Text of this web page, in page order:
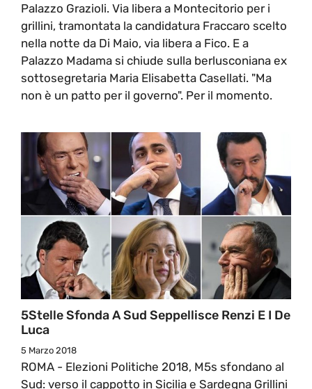
Palazzo Grazioli. Via libera a Montecitorio per i
grillini, tramontata la candidatura Fraccaro scelto
nella notte da Di Maio, via libera a Fico. E a
Palazzo Madama si chiude sulla berlusconiana ex
sottosegretaria Maria Elisabetta Casellati. "Ma
non è un patto per il governo". Per il momento.
5Stelle Sfonda A Sud Seppellisce Renzi E I De
Luca
5 Marzo 2018
ROMA - Elezioni Politiche 2018, M5s sfondano al
Sud: verso il cappotto in Sicilia e Sardegna Grillini